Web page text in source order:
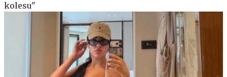
kolesu"